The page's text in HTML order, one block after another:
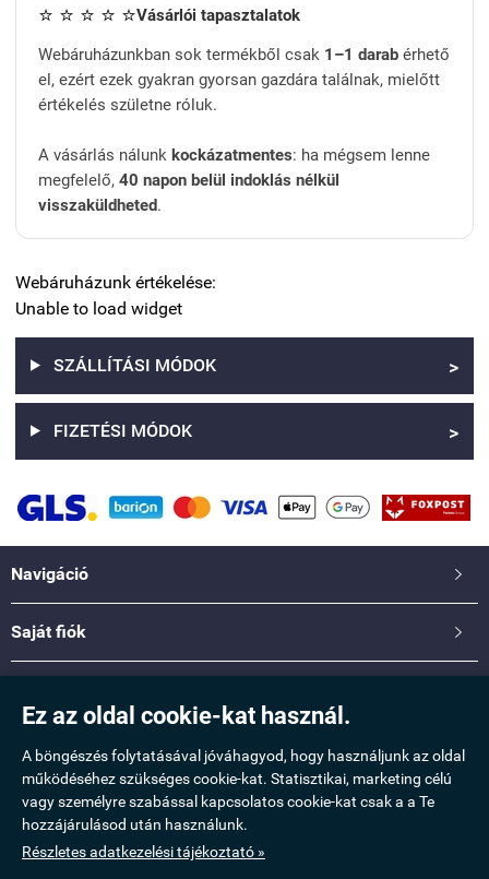
Ez az oldal cookie-kat használ.
A böngészés folytatásával jóváhagyod, hogy használjunk az oldal
működéséhez szükséges cookie-kat. Statisztikai, marketing célú
vagy személyre szabással kapcsolatos cookie-kat csak a a Te
hozzájárulásod után használunk.
Részletes adatkezelési tájékoztató »
⭐ ⭐ ⭐ ⭐ ⭐Vásárlói tapasztalatok
Webáruházunkban sok termékből csak 1–1 darab érhető
el, ezért ezek gyakran gyorsan gazdára találnak, mielőtt
értékelés születne róluk.
A vásárlás nálunk kockázatmentes: ha mégsem lenne
megfelelő, 40 napon belül indoklás nélkül
visszaküldheted.
Webáruházunk értékelése:
Unable to load widget
SZÁLLÍTÁSI MÓDOK >
FIZETÉSI MÓDOK >
Navigáció 
Saját fiók 
Elérhetőség
www.taskamix.hu - Molnár Erzsébet Katalin
Webáruház készítésa StartÜzlettel.